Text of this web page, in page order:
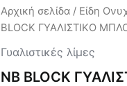
Αρχική σελίδα / Είδη
BLOCK ΓΥΑΛΙΣΤΙΚO
Γυαλιστικές λίμες
NB BLOCK
NB
BLOCK
ΜΠΛΟΚ